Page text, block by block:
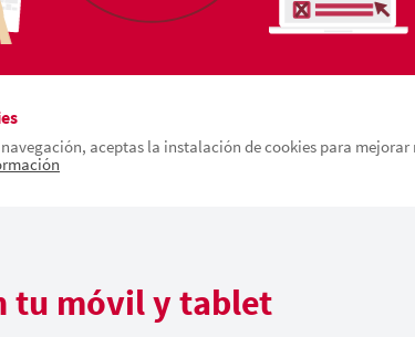
aceptas la instalación de cookies para
tu móvil y tablet